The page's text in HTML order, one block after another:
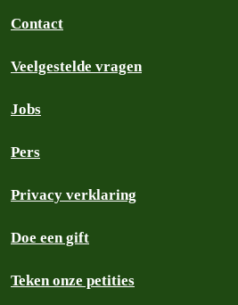
Contact
Veelgestelde vragen
Jobs
Pers
Privacy verklaring
Doe een gift
Teken onze petities